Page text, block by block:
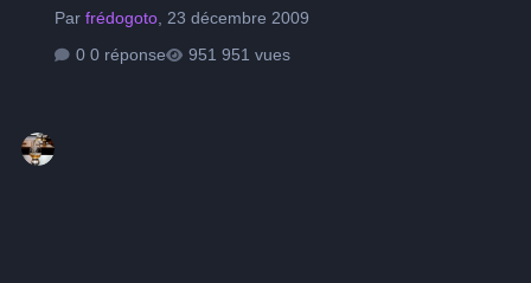
Parfrédogoto 23 décembre 2009
0 réponse
951 vues